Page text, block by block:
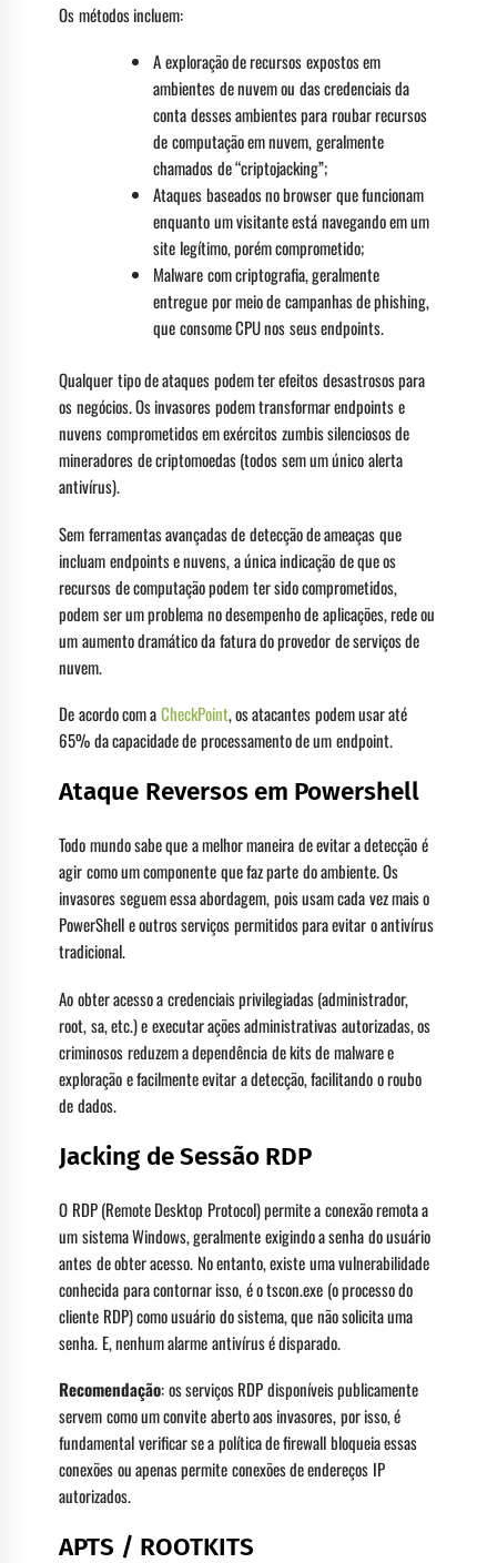
Os métodos incluem:
A exploração de recursos expostos em
ambientes de nuvem ou das credenciais da
conta desses ambientes para roubar recursos
de computação em nuvem, geralmente
chamados de “criptojacking”;
Ataques baseados no browser que funcionam
enquanto um visitante está navegando em um
site legítimo, porém comprometido;
Malware com criptografia, geralmente
entregue por meio de campanhas de phishing,
que consome CPU nos seus endpoints.
Qualquer tipo de ataques podem ter efeitos desastrosos para
os negócios. Os invasores podem transformar endpoints e
nuvens comprometidos em exércitos zumbis silenciosos de
mineradores de criptomoedas (todos sem um único alerta
antivírus).
Sem ferramentas avançadas de detecção de ameaças que
incluam endpoints e nuvens, a única indicação de que os
recursos de computação podem ter sido comprometidos,
podem ser um problema no desempenho de aplicações, rede ou
um aumento dramático da fatura do provedor de serviços de
nuvem.
De acordo com aCheckPoint, os atacantes podem usar até
65% da capacidade de processamento de um endpoint.
Ataque Reversos em Powershell
Todo mundo sabe que a melhor maneira de evitar a detecção é
agir como um componente que faz parte do ambiente. Os
invasores seguem essa abordagem, pois usam cada vez mais o
PowerShell e outros serviços permitidos para evitar o antivírus
tradicional.
Ao obter acesso a credenciais privilegiadas (administrador,
root, sa, etc.) e executar ações administrativas autorizadas, os
criminosos reduzem a dependência de kits de malware e
exploração e facilmente evitar a detecção, facilitando o roubo
de dados.
Jacking de Sessão RDP
O RDP (Remote Desktop Protocol) permite a conexão remota a
um sistema Windows, geralmente exigindo a senha do usuário
antes de obter acesso. No entanto, existe uma vulnerabilidade
conhecida para contornar isso, é o tscon.exe (o processo do
cliente RDP) como usuário do sistema, que não solicita uma
senha. E, nenhum alarme antivírus é disparado.
Recomendação: os serviços RDP disponíveis publicamente
servem como um convite aberto aos invasores, por isso, é
fundamental verificar se a política de firewall bloqueia essas
conexões ou apenas permite conexões de endereços IP
autorizados.
APTS / ROOTKITS